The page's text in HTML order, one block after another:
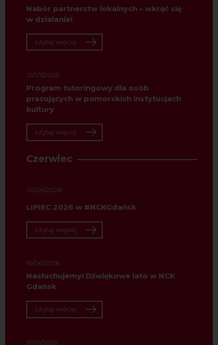
Nabór partnerstw lokalnych – wkręć się
w działanie!
czytaj więcej
01/07/2026
Program tutoringowy dla osób
pracujących w pomorskich instytucjach
kultury
czytaj więcej
Czerwiec
30/06/2026
LIPIEC 2026 w #NCKGdańsk
czytaj więcej
16/06/2026
Nasłuchujemy! Dźwiękowe lato w NCK
Gdańsk
czytaj więcej
11/06/2026